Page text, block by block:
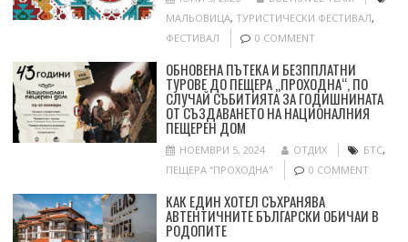
МАЛЬОВИЦА, ТУРИСТИЧЕСКИ ФЕСТИВАЛ,
ФЕСТИВАЛ
0 COMMENT
ОБНОВЕНА ПЪТЕКА И БЕЗППЛАТНИ
ТУРОВЕ ДО ПЕЩЕРА „ПРОХОДНА“, ПО
СЛУЧАЙ СЪБИТИЯТА ЗА ГОДИШНИНАТА
ОТ СЪЗДАВАНЕТО НА НАЦИОНАЛНИЯ
ПЕЩЕРЕН ДОМ
НОЕМВРИ 5, 2024 ОТДИХ БТС,
ПЕЩЕРА “ПРОХОДНА"
0 COMMENT
КАК ЕДИН ХОТЕЛ СЪХРАНЯВА
АВТЕНТИЧНИТЕ БЪЛГАРСКИ ОБИЧАИ В
РОДОПИТЕ